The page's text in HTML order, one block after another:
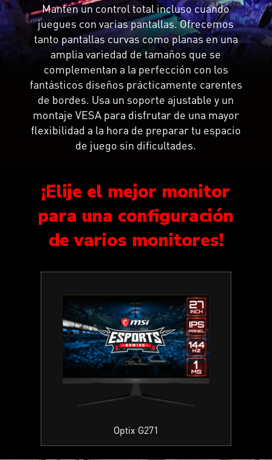
Mantén un control total incluso cuando
juegues con varias pantallas. Ofrecemos
tanto pantallas curvas como planas en una
amplia variedad de tamaños que se
complementan a la perfección con los
fantásticos diseños prácticamente carentes
de bordes. Usa un soporte ajustable y un
montaje VESA para disfrutar de una mayor
flexibilidad a la hora de preparar tu espacio
de juego sin dificultades.
¡Elije el mejor monitor
para una configuración
de varios monitores!
Optix G271